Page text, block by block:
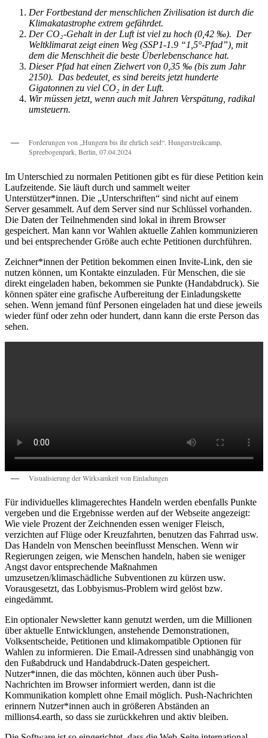
Der Fortbestand der menschlichen Zivilisation ist durch die
Klimakatastrophe extrem gefährdet.
Der CO₂-Gehalt in der Luft ist viel zu hoch (0,42 ‰). Der
Weltklimarat zeigt einen Weg (SSP1-1.9 “1,5°-Pfad”), mit
dem die Menschheit die beste Überlebenschance hat.
Dieser Pfad hat einen Zielwert von 0,35 ‰ (bis zum Jahr
2150). Das bedeutet, es sind bereits jetzt hunderte
Gigatonnen zu viel CO₂ in der Luft.
Wir müssen jetzt, wenn auch mit Jahren Verspätung, radikal
umsteuern.
Forderungen von „Hungern bis ihr ehrlich seid“. Hungerstreikcamp,
Spreebogenpark, Berlin, 07.04.2024
Im Unterschied zu normalen Petitionen gibt es für diese Petition kein
Laufzeitende. Sie läuft durch und sammelt weiter
Unterstützer*innen. Die „Unterschriften“ sind nicht auf einem
Server gesammelt. Auf dem Server sind nur Schlüssel vorhanden.
Die Daten der Teilnehmenden sind lokal in ihrem Browser
gespeichert. Man kann vor Wahlen aktuelle Zahlen kommunizieren
und bei entsprechender Größe auch echte Petitionen durchführen.
Zeichner*innen der Petition bekommen einen Invite-Link, den sie
nutzen können, um Kontakte einzuladen. Für Menschen, die sie
direkt eingeladen haben, bekommen sie Punkte (Handabdruck). Sie
können später eine grafische Aufbereitung der Einladungskette
sehen. Wenn jemand fünf Personen eingeladen hat und diese jeweils
wieder fünf oder zehn oder hundert, dann kann die erste Person das
sehen.
Visualisierung der Wirksamkeit von Einladungen
Für individuelles klimagerechtes Handeln werden ebenfalls Punkte
vergeben und die Ergebnisse werden auf der Webseite angezeigt:
Wie viele Prozent der Zeichnenden essen weniger Fleisch,
verzichten auf Flüge oder Kreuzfahrten, benutzen das Fahrrad usw.
Das Handeln von Menschen beeinflusst Menschen. Wenn wir
Regierungen zeigen, wie Menschen handeln, haben sie weniger
Angst davor entsprechende Maßnahmen
umzusetzen/klimaschädliche Subventionen zu kürzen usw.
Vorausgesetzt, das Lobbyismus-Problem wird gelöst bzw.
eingedämmt.
Ein optionaler Newsletter kann genutzt werden, um die Millionen
über aktuelle Entwicklungen, anstehende Demonstrationen,
Volksentscheide, Petitionen und klimakompatible Optionen für
Wahlen zu informieren. Die Email-Adressen sind unabhängig von
den Fußabdruck und Handabdruck-Daten gespeichert.
Nutzer*innen, die das möchten, können auch über Push-
Nachrichten im Browser informiert werden, dann ist die
Kommunikation komplett ohne Email möglich. Push-Nachrichten
erinnern Nutzer*innen auch in größeren Abständen an
millions4.earth, so dass sie zurückkehren und aktiv bleiben.